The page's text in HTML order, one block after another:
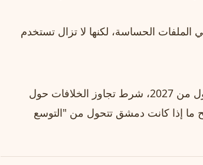
الحساسة، لكنها لا تزال تستخدم
الباحثون يتوقعون اكتمال دمج "قسد" بحلول النصف الأول من 2027، شرط تجاوز الخلافات حول
ما إذا كانت دمشق تتحول من "التوسع